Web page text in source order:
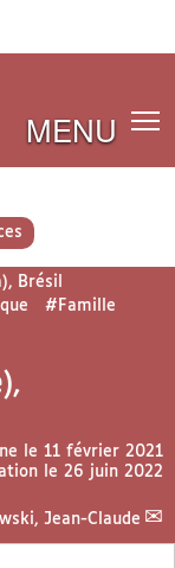
MENU
Brésil
#Famille
le 11 février 2021
le 26 juin 2022
Jean-Claude